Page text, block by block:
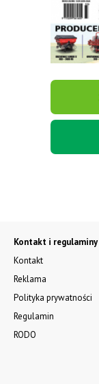
Kontakt i regulaminy
Kontakt
Reklama
Polityka prywatności
Regulamin
RODO